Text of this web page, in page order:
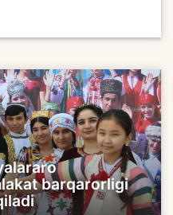
barqarorligi